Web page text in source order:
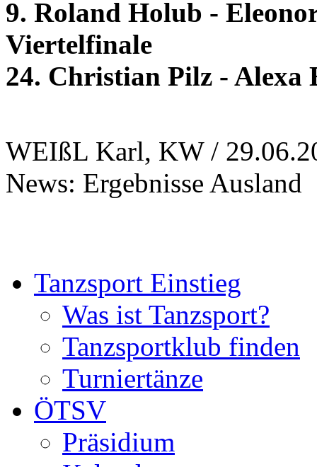
9. Roland Holub -
Viertelfinale
24. Christian Pilz - Alexa
WEIßL Karl, KW /
News: Ergebnisse Ausland
Tanzsport Einstieg
Was ist Tanzsport?
Tanzsportklub finden
Turniertänze
ÖTSV
Präsidium